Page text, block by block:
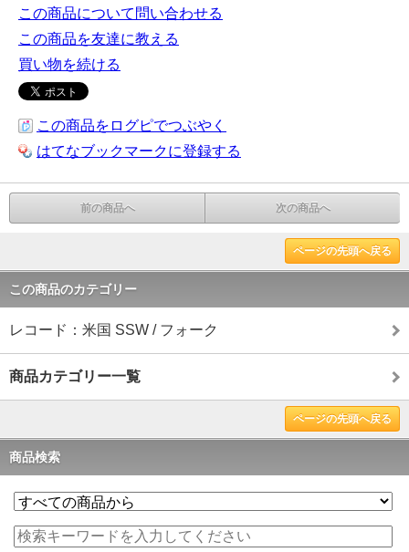
この商品について問い合わせる
この商品を友達に教える
買い物を続ける
この商品をログピでつぶやく
はてなブックマークに登録する
前の商品へ 次の商品へ
ページの先頭へ戻る
この商品のカテゴリー
レコード：米国 SSW / フォーク
商品カテゴリー一覧
ページの先頭へ戻る
商品検索